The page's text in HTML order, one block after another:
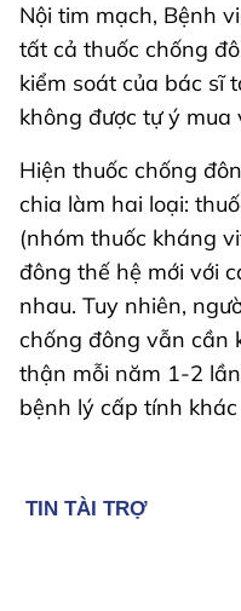
Nội tim mạch, Bệnh
tất cả thuốc chống
kiểm soát của bác sĩ
không được tự ý
Hiện thuốc chống
chia làm hai loại:
(nhóm thuốc kháng
đông thế hệ mới với
nhau. Tuy nhiên,
chống đông vẫn cần
thận mỗi năm 1-2
bệnh lý cấp tính